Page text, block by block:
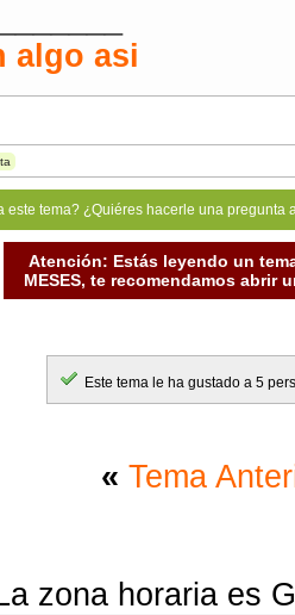
algo asi
este tema? ¿Quiéres hacerle una
Atención: Estás leyendo un
MESES, te recomendamos abrir
Este tema le ha gustado a 5
« Tema
zona horaria es